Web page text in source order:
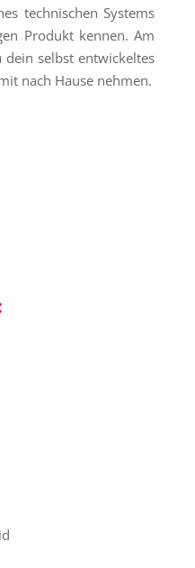
technischen Systems
Produkt kennen. Am
dein selbst entwickeltes
nach Hause nehmen.